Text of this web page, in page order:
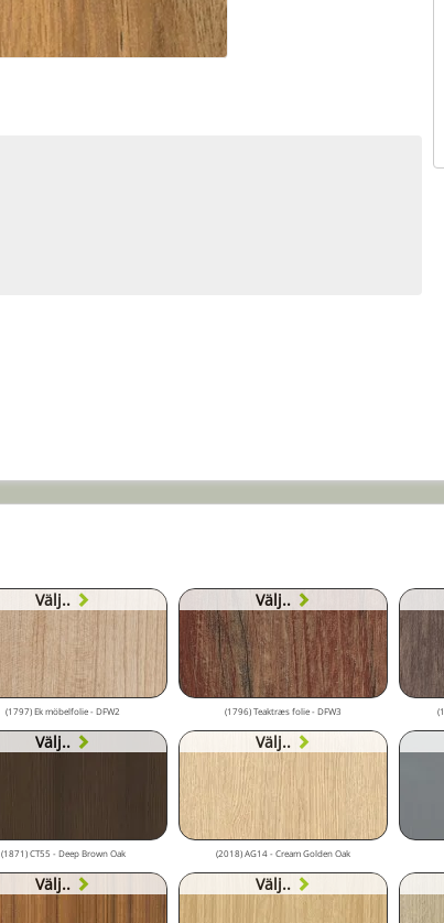
Välj..
(1797) Ek möbelfolie - DFW2
Välj..
(1796) Teaktræs folie - DFW3
Välj..
(1871) CT55 - Deep Brown Oak
Välj..
(2018) AG14 - Cream Golden Oak
Välj.. Välj..